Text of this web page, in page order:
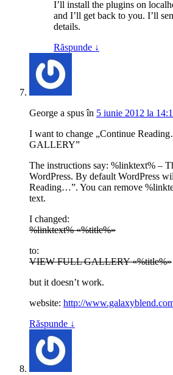
I’ll install the plugins on
and I’ll get back to you. I’ll
details.
Răspunde ↓
George a spusîn 5 iunie 2012 la
I want to change „Continue
GALLERY”
The instructions say: %linktext% –
WordPress. By default WordPress
Reading…”. You can remove
text.
I changed:
%linktext% «%title%»
to:
VIEW FULL GALLERY «%title%»
but it doesn’t work.
website: http://
Răspunde ↓